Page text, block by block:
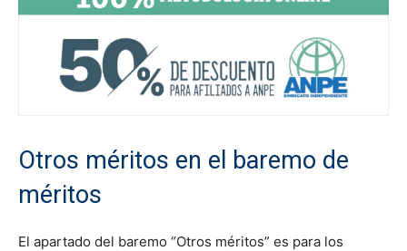
Otros méritos en el baremo de
méritos
El apartado del baremo “Otros méritos” es para los